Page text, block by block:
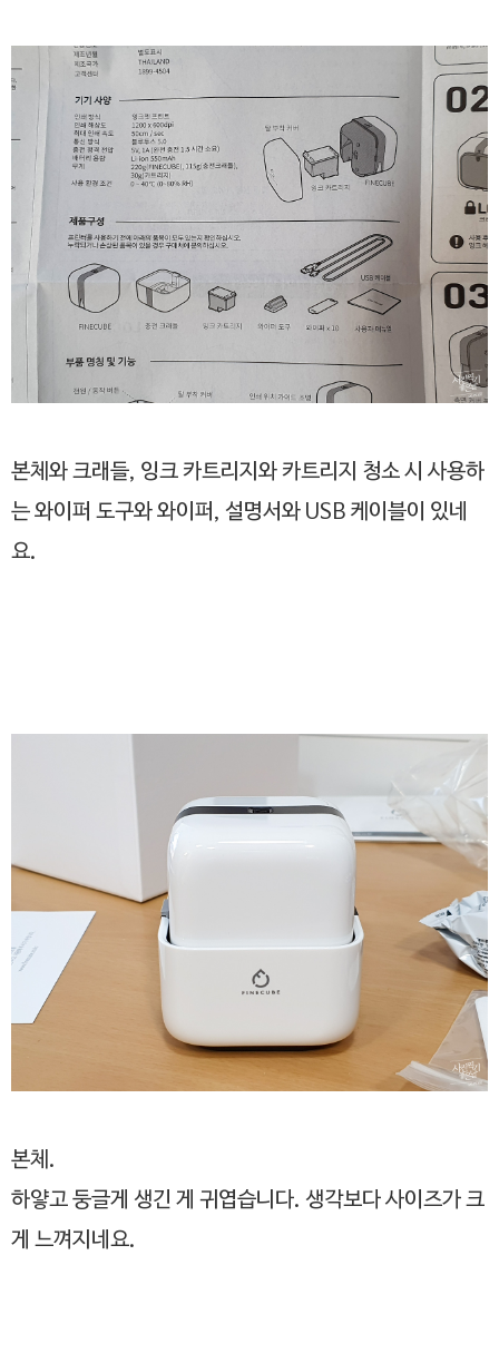
본체와 크래들, 잉크 카트리지와 카트리지 청소 시 사용하
는 와이퍼 도구와 와이퍼, 설명서와 USB 케이블이 있네
요.
본체.
하얗고 둥글게 생긴 게 귀엽습니다. 생각보다 사이즈가 크
게 느껴지네요.